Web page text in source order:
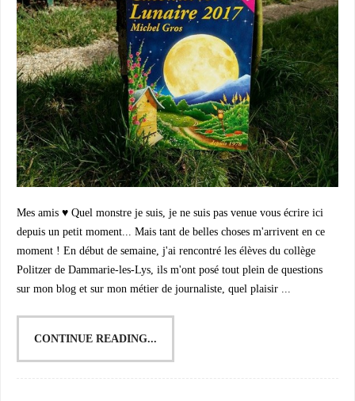
Mes amis ♥ Quel monstre je suis, je ne suis pas venue vous écrire ici
depuis un petit moment... Mais tant de belles choses m'arrivent en ce
moment ! En début de semaine, j'ai rencontré les élèves du collège
Politzer de Dammarie-les-Lys, ils m'ont posé tout plein de questions
sur mon blog et sur mon métier de journaliste, quel plaisir ...
CONTINUE READING...